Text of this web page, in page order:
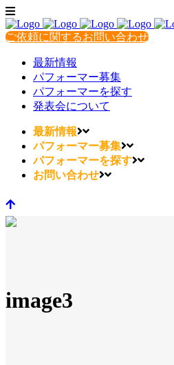
ご依頼に関するお問い合わせ
最新情報
パフォーマー募集
パフォーマーを探す
発表会について
最新情報
パフォーマー募集
パフォーマーを探す
お問い合わせ
image3